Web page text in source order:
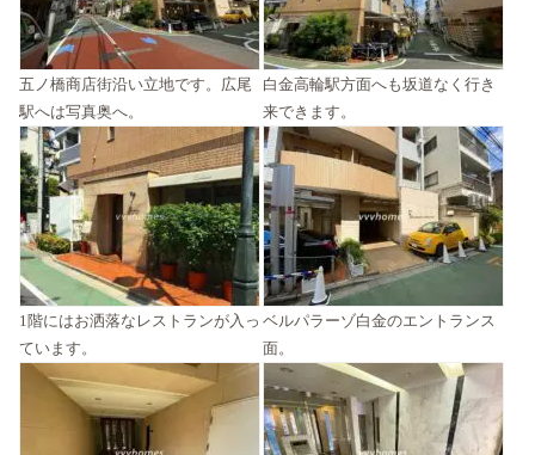
五ノ橋商店街沿い立地です。広尾
駅へは写真奥へ。
白金高輪駅方面へも坂道なく行き
来できます。
1階にはお洒落なレストランが入っ
ています。
ベルパラーゾ白金のエントランス
面。